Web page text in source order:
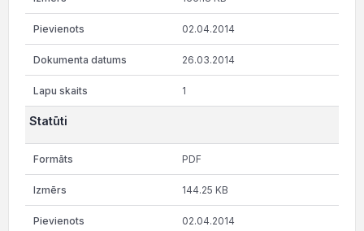
02.04.2014
26.03.2014
1
Statūti
PDF
144.25 KB
02.04.2014